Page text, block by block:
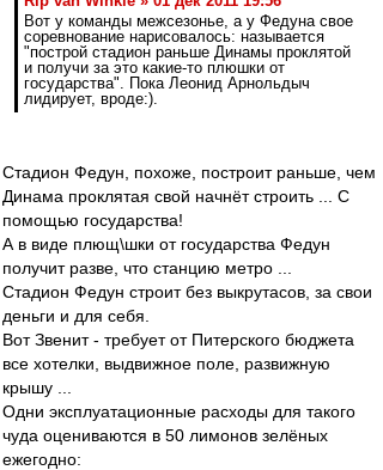
Вот у команды межсезонье, а у Федуна свое
соревнование нарисовалось: называется
"построй стадион раньше Динамы проклятой
и получи за это какие-то плюшки от
государства". Пока Леонид Арнольдыч
лидирует, вроде:).
Стадион Федун, похоже, построит раньше, чем
Динама проклятая свой начнёт строить ... С
помощью государства!
А в виде плющ\шки от государства Федун
получит разве, что станцию метро ...
Стадион Федун строит без выкрутасов, за свои
деньги и для себя.
Вот Звенит - требует от Питерского бюджета
все хотелки, выдвижное поле, развижную
крышу ...
Одни эксплуатационные расходы для такого
чуда оцениваются в 50 лимонов зелёных
ежегодно: